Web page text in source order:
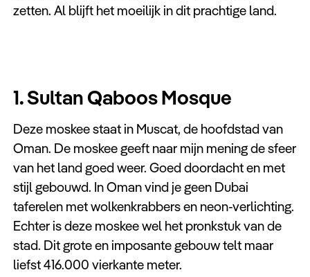
zetten. Al blijft het moeilijk in dit prachtige land.
1. Sultan Qaboos Mosque
Deze moskee staat in Muscat, de hoofdstad van
Oman. De moskee geeft naar mijn mening de sfeer
van het land goed weer. Goed doordacht en met
stijl gebouwd. In Oman vind je geen Dubai
taferelen met wolkenkrabbers en neon-verlichting.
Echter is deze moskee wel het pronkstuk van de
stad. Dit grote en imposante gebouw telt maar
liefst 416.000 vierkante meter.